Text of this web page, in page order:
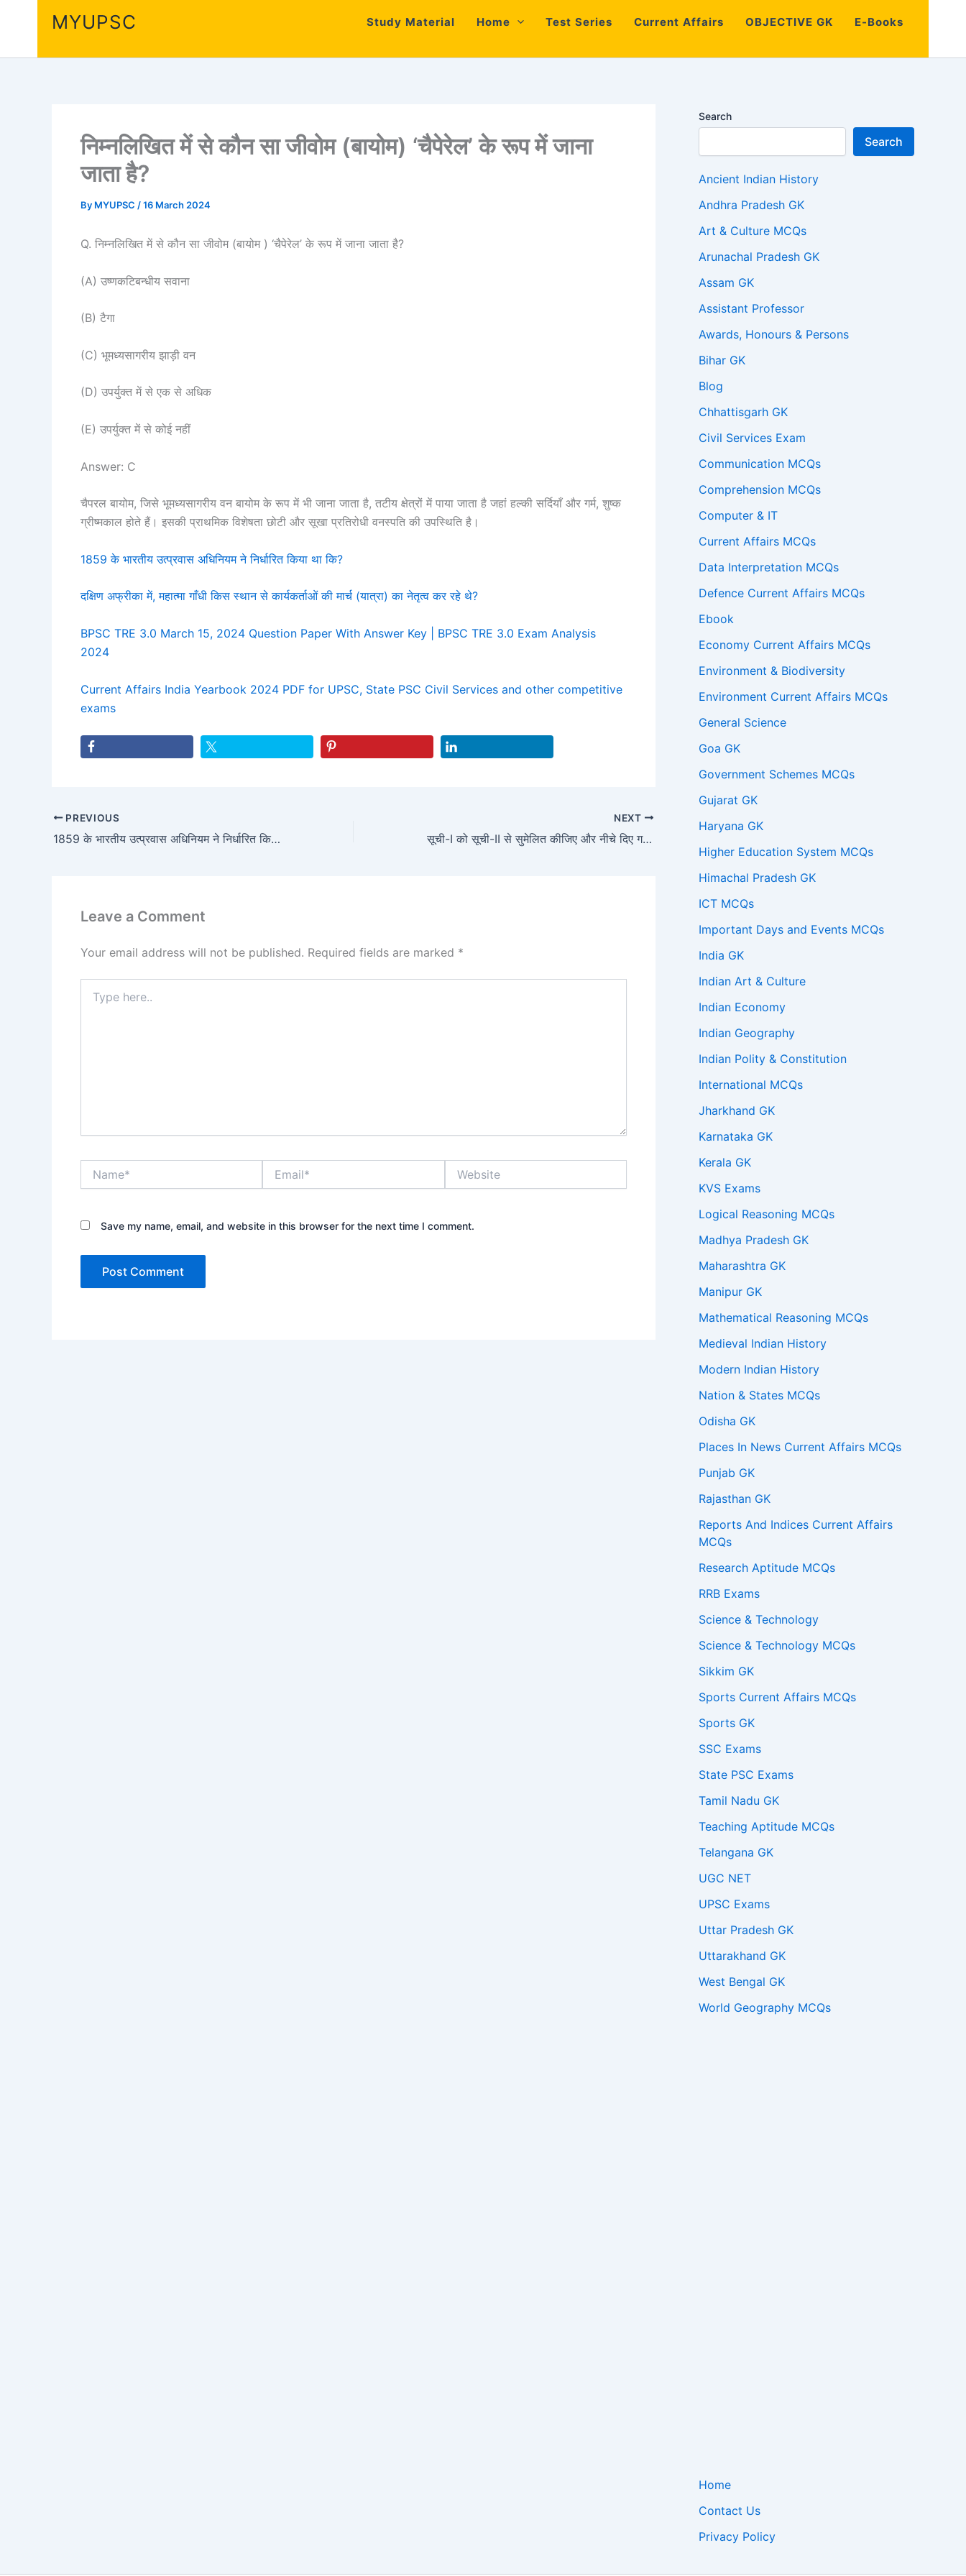
MYUPSC Study Material Home Test Series Current Affairs OBJECTIVE GK E-Books
निम्नलिखित में से कौन सा जीवोम (बायोम) ‘चैपेरेल’ के रूप में जाना
जाता है?
By MYUPSC /16 March 2024
Q. निम्नलिखित में से कौन सा जीवोम (बायोम ) ‘चैपेरेल’ के रूप में जाना जाता है?
(A) उष्णकटिबन्धीय सवाना
(B) टैगा
(C) भूमध्यसागरीय झाड़ी वन
(D) उपर्युक्त में से एक से अधिक
(E) उपर्युक्त में से कोई नहीं
Answer: C
चैपरल बायोम, जिसे भूमध्यसागरीय वन बायोम के रूप में भी जाना जाता है, तटीय क्षेत्रों में पाया जाता है जहां हल्की सर्दियाँ और गर्म, शुष्क
ग्रीष्मकाल होते हैं। इसकी प्राथमिक विशेषता छोटी और सूखा प्रतिरोधी वनस्पति की उपस्थिति है।
1859 के भारतीय उत्प्रवास अधिनियम ने निर्धारित किया था कि?
दक्षिण अफ्रीका में, महात्मा गाँधी किस स्थान से कार्यकर्ताओं की मार्च (यात्रा) का नेतृत्व कर रहे थे?
BPSC TRE 3.0 March 15, 2024 Question Paper With Answer Key | BPSC TRE 3.0 Exam Analysis
2024
Current Affairs India Yearbook 2024 PDF for UPSC, State PSC Civil Services and other competitive
exams
PREVIOUS
1859 के भारतीय उत्प्रवास अधिनियम ने निर्धारित किया था कि?
NEXT
सूची-I को सूची-II से सुमेलित कीजिए और नीचे दिए गए कूट से सही उत्तर चुनिए :
Leave a Comment
Your email address will not be published. Required fields are marked *
here..
Save my name, email, and website in this browser for the next time I comment.
Search
Search
Ancient Indian History
Andhra Pradesh GK
Art & Culture MCQs
Arunachal Pradesh GK
Assam GK
Assistant Professor
Awards, Honours & Persons
Bihar GK
Blog
Chhattisgarh GK
Civil Services Exam
Communication MCQs
Comprehension MCQs
Computer & IT
Current Affairs MCQs
Data Interpretation MCQs
Defence Current Affairs MCQs
Ebook
Economy Current Affairs MCQs
Environment & Biodiversity
Environment Current Affairs MCQs
General Science
Goa GK
Government Schemes MCQs
Gujarat GK
Haryana GK
Higher Education System MCQs
Himachal Pradesh GK
ICT MCQs
Important Days and Events MCQs
India GK
Indian Art & Culture
Indian Economy
Indian Geography
Indian Polity & Constitution
International MCQs
Jharkhand GK
Karnataka GK
Kerala GK
KVS Exams
Logical Reasoning MCQs
Madhya Pradesh GK
Maharashtra GK
Manipur GK
Mathematical Reasoning MCQs
Medieval Indian History
Modern Indian History
Nation & States MCQs
Odisha GK
Places In News Current Affairs MCQs
Punjab GK
Rajasthan GK
Reports And Indices Current Affairs
MCQs
Research Aptitude MCQs
RRB Exams
Science & Technology
Science & Technology MCQs
Sikkim GK
Sports Current Affairs MCQs
Sports GK
SSC Exams
State PSC Exams
Tamil Nadu GK
Teaching Aptitude MCQs
Telangana GK
UGC NET
UPSC Exams
Uttar Pradesh GK
Uttarakhand GK
West Bengal GK
World Geography MCQs
Home
Contact Us
Privacy Policy